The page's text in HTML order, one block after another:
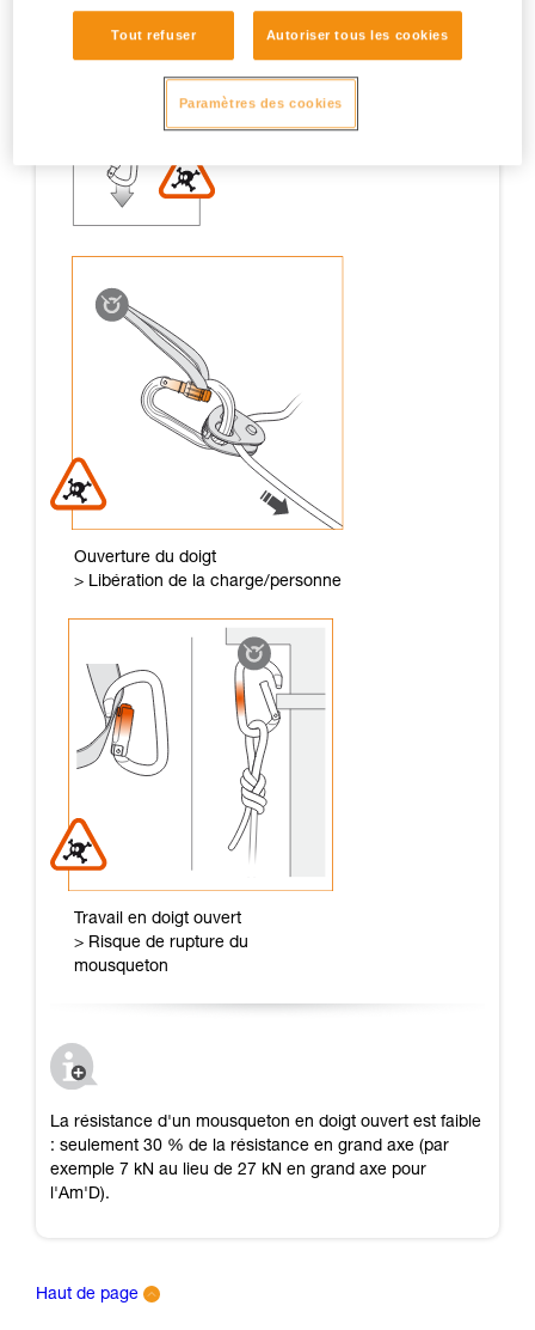
1. Ouverture du doigt, travail en doigt
Ouverture du doigt
> Libération de la charge/personne
Travail en doigt ouvert
> Risque de rupture du
mousqueton
La résistance d'un mousqueton en doigt ouvert est faible
: seulement 30 % de la résistance en grand axe (par
exemple 7 kN au lieu de 27 kN en grand axe pour
l'Am'D).
Haut de page
Tout refuser Autoriser tous les cookies
Paramètres des cookies